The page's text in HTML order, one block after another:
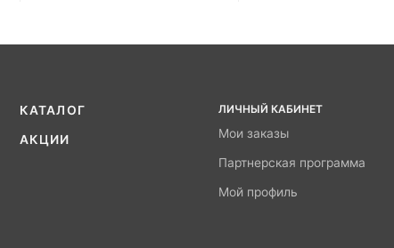
КАТАЛОГ
АКЦИИ
ЛИЧНЫЙ КАБИНЕТ
Мои заказы
Партнерская программа
Мой профиль